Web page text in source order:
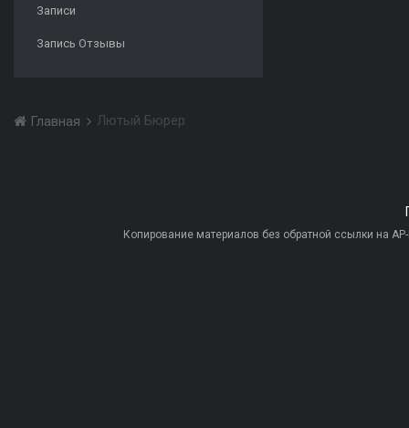
Записи
Запись Отзывы
Главная Лютый Бюрер
Копирование материалов без обратной ссылки на